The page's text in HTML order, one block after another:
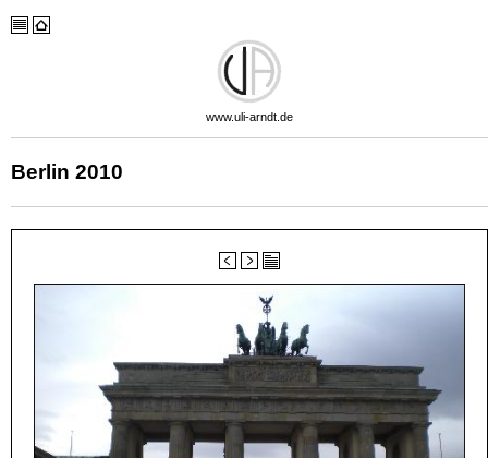
www.uli-arndt.de
Berlin 2010